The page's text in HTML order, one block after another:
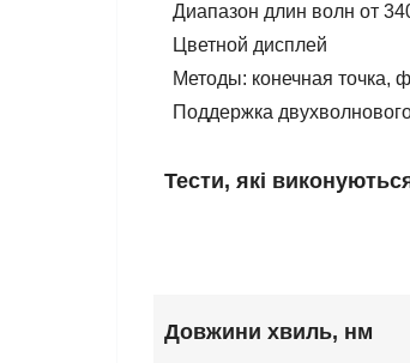
Диапазон длин волн от
Цветной дисплей
Методы: конечная точка,
Поддержка
Тести, які
Довжини хвиль, нм